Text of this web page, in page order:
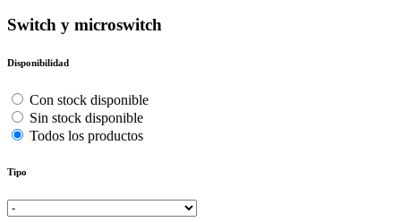
Switch y microswitch
Disponibilidad
Con stock disponible
Sin stock disponible
Todos los productos
Tipo